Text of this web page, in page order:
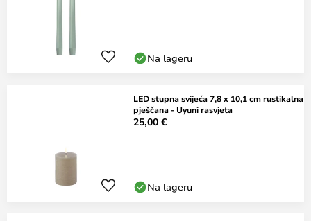
Na lageru
LED stupna svijeća 7,8 x 10,1 cm rustikalna
pješčana - Uyuni rasvjeta
25,00 €
Na lageru